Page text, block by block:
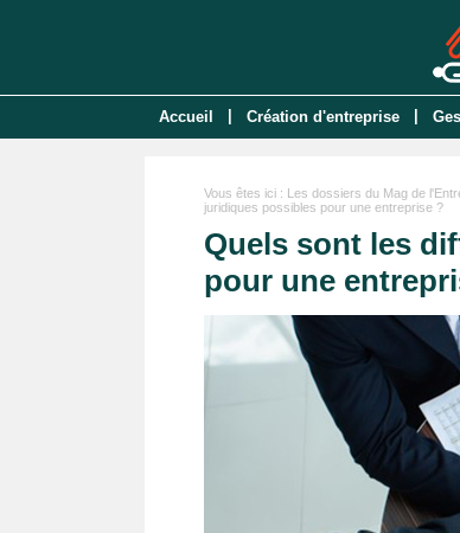
Accueil Création d'entreprise
Vous êtes ici : Les dossiers du Mag de
juridiques possibles pour une entreprise ?
Quels sont les
pour une